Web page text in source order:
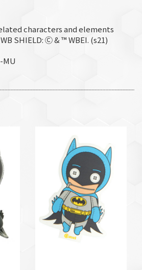
characters and elements
SHIELD: Ⓒ & ™ WBEI. (s21)
MU